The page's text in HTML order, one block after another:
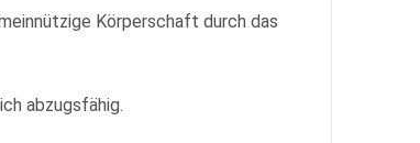
Körperschaft durch das
abzugsfähig.